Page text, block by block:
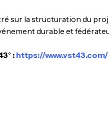
sur la structuration du
durable et
: https://www.vst43.com/